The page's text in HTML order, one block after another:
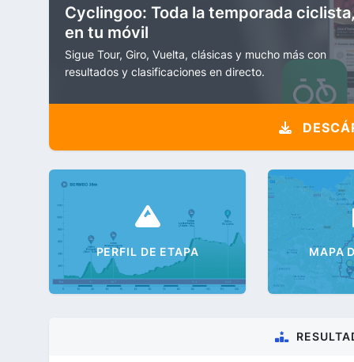
Cyclingoo: Toda la temporada
en tu móvil
Sigue Tour, Giro, Vuelta, clásicas y mucho más con
resultados y clasificaciones en directo.
PERFIL DE ETAPA MAPA